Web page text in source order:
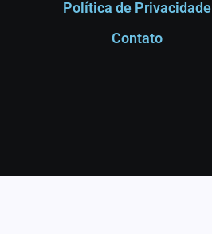
Política de Privacidade
Contato